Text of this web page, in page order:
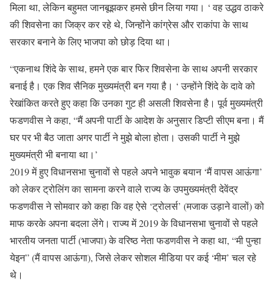
मिला था, लेकिन बहुमत जानबूझकर हमसे छीन लिया गया। ‘ वह उद्धव ठाकरे
की शिवसेना का जिक्र कर रहे थे, जिन्होंने कांग्रेस और राकांपा के साथ
सरकार बनाने के लिए भाजपा को छोड़ दिया था।
“एकनाथ शिंदे के साथ, हमने एक बार फिर शिवसेना के साथ अपनी सरकार
बनाई है। एक शिव सैनिक मुख्यमंत्री बन गया है। ‘ उन्होंने शिंदे के दावे को
रेखांकित करते हुए कहा कि उनका गुट ही असली शिवसेना है। पूर्व मुख्यमंत्री
फडणवीस ने कहा, “मैं अपनी पार्टी के आदेश के अनुसार डिप्टी सीएम बना। मैं
घर पर भी बैठ जाता अगर पार्टी ने मुझे बोला होता। उसकी पार्टी ने मुझे
मुख्यमंत्री भी बनाया था।’
2019 में हुए विधानसभा चुनावों से पहले अपने भावुक बयान ‘मैं वापस आऊंगा’
को लेकर ट्रोलिंग का सामना करने वाले राज्य के उपमुख्यमंत्री देवेंद्र
फडणवीस ने सोमवार को कहा कि वह ऐसे ‘ट्रोलर्स’ (मजाक उड़ाने वालों) को
माफ करके अपना बदला लेंगे। राज्य में 2019 के विधानसभा चुनावों से पहले
भारतीय जनता पार्टी (भाजपा) के वरिष्ठ नेता फडणवीस ने कहा था, “मी पुन्हा
येइन” (मैं वापस आऊंगा), जिसे लेकर सोशल मीडिया पर कई ‘मीम’ चल रहे
थे।